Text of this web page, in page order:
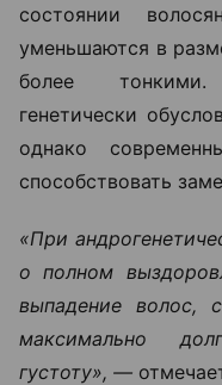
состоянии
уменьшаются в
более
генетически
однако
способствовать
«При
о полном
выпадение волос,
максимально
густоту», —